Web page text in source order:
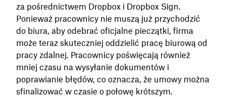
za pośrednictwem Dropbox i Dropbox Sign.
Ponieważ pracownicy nie muszą już przychodzić
do biura, aby odebrać oficjalne pieczątki, firma
może teraz skuteczniej oddzielić pracę biurową od
pracy zdalnej. Pracownicy poświęcają również
mniej czasu na wysyłanie dokumentów i
poprawianie błędów, co oznacza, że umowy można
sfinalizować w czasie o połowę krótszym.